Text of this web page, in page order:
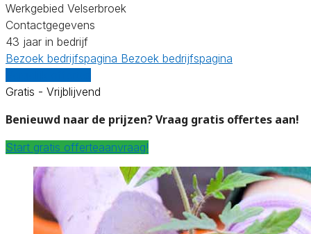
Werkgebied Velserbroek
Contactgegevens
43 jaar in bedrijf
Bezoek bedrijfspagina Bezoek bedrijfspagina
Gratis - Vrijblijvend
Benieuwd naar de prijzen? Vraag gratis offertes aan!
Start gratis offerteaanvraag!